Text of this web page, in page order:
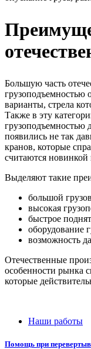
Большую часть
грузоподъемностью
варианты, стрела
Также в эту
грузоподъемностью
появились не так
кранов, которые
считаются
Выделяют такие
большой
высокая
быстрое
оборудование
возможность
Отечественные
особенности рынка
которые
Наши работы
Помощь при